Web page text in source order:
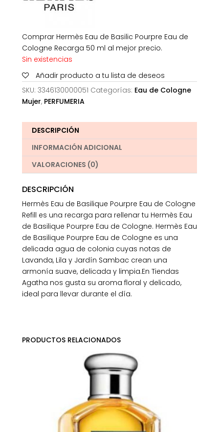
Comprar Hermès Eau de Basilic Pourpre Eau de
Cologne Recarga 50 ml al mejor precio.
Sin existencias
Añadir producto a tu lista de deseos
SKU: 3346130000051 Categorías: Eau de Cologne
Mujer, PERFUMERIA
DESCRIPCIÓN
INFORMACIÓN ADICIONAL
VALORACIONES (0)
DESCRIPCIÓN
Hermès Eau de Basilique Pourpre Eau de Cologne
Refill es una recarga para rellenar tu Hermès Eau
de Basilique Pourpre Eau de Cologne. Hermès Eau
de Basilique Pourpre Eau de Cologne es una
delicada agua de colonia cuyas notas de
Lavanda, Lila y Jardín Sambac crean una
armonía suave, delicada y limpia.En Tiendas
Agatha nos gusta su aroma floral y delicado,
ideal para llevar durante el día.
PRODUCTOS RELACIONADOS